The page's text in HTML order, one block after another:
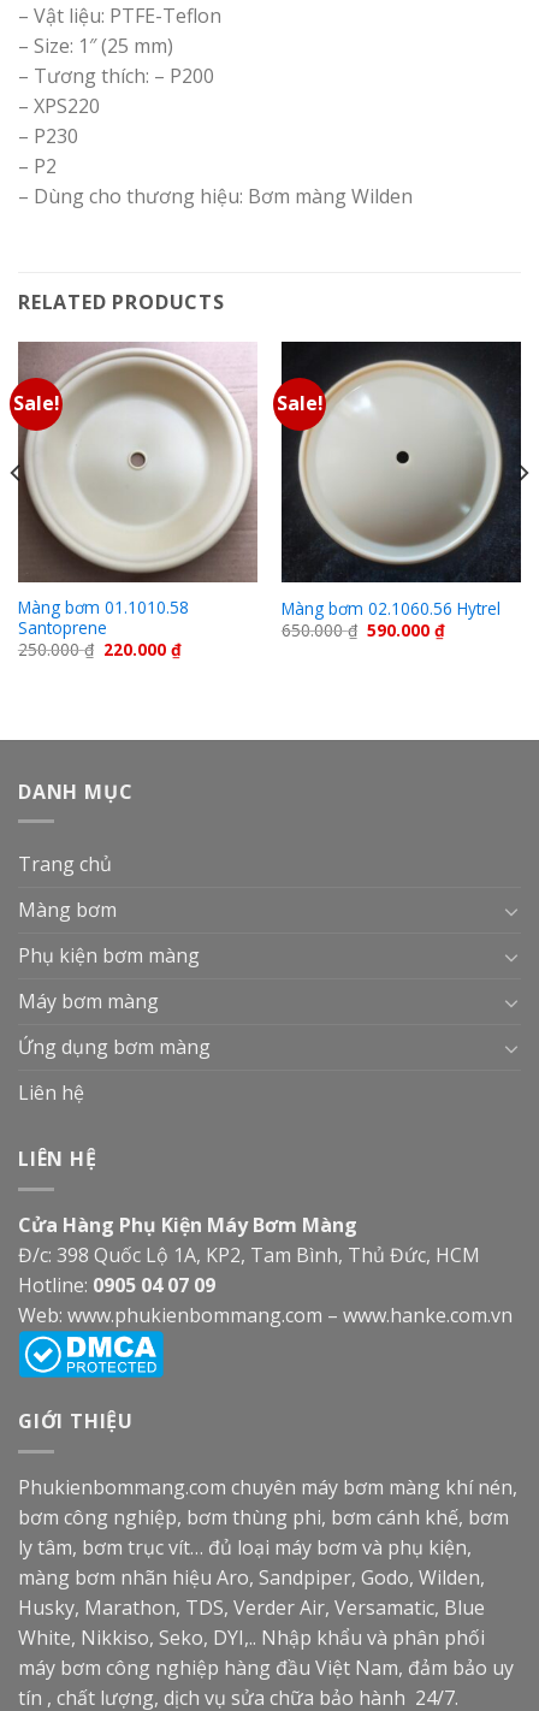
– Vật liệu: PTFE-Teflon
– Size: 1″ (25 mm)
– Tương thích: – P200
– XPS220
– P230
– P2
– Dùng cho thương hiệu: Bơm màng Wilden
RELATED PRODUCTS
Sale!
Màng bơm 01.1010.58
Santoprene
250.000₫ 220.000 ₫
Sale!
Màng bơm 02.1060.56 Hytrel
650.000₫ 590.000 ₫
DANH MỤC
Trang chủ
Màng bơm
Phụ kiện bơm màng
Máy bơm màng
Ứng dụng bơm màng
Liên hệ
LIÊN HỆ
Cửa Hàng Phụ Kiện Máy Bơm Màng
Đ/c: 398 Quốc Lộ 1A, KP2, Tam Bình, Thủ Đức, HCM
Hotline: 0905 04 07 09
Web: www.phukienbommang.com – www.hanke.com.vn
GIỚI THIỆU
Phukienbommang.com chuyên máy bơm màng khí nén,
bơm công nghiệp, bơm thùng phi, bơm cánh khế, bơm
ly tâm, bơm trục vít… đủ loại máy bơm và phụ kiện,
màng bơm nhãn hiệu Aro, Sandpiper, Godo, Wilden,
Husky, Marathon, TDS, Verder Air, Versamatic, Blue
White, Nikkiso, Seko, DYI,.. Nhập khẩu và phân phối
máy bơm công nghiệp hàng đầu Việt Nam, đảm bảo uy
tín , chất lượng, dịch vụ sửa chữa bảo hành 24/7.